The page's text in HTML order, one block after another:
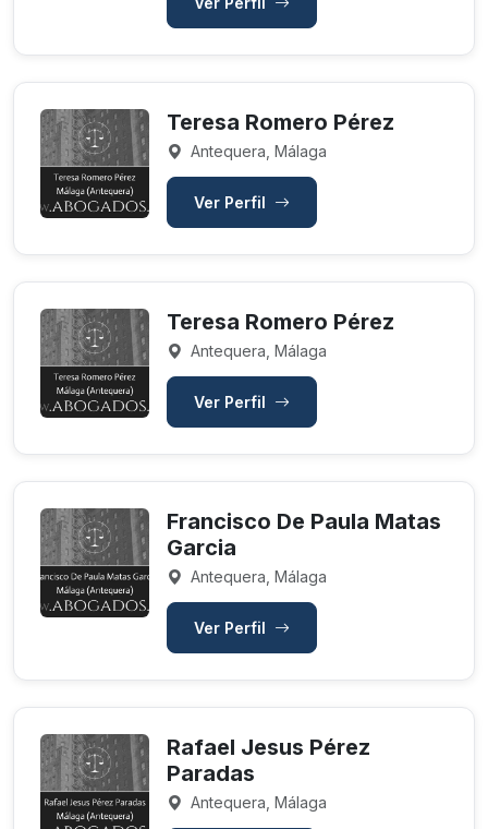
Teresa Romero Pérez
Antequera, Málaga
Ver Perfil
Teresa Romero Pérez
Antequera, Málaga
Ver Perfil
Francisco De Paula Matas
Garcia
Antequera, Málaga
Ver Perfil
Rafael Jesus Pérez
Paradas
Antequera, Málaga